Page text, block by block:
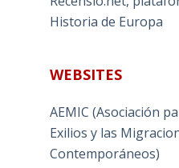
Historia de Europa
WEBSITES
AEMIC (Asociación
Exilios y las
Contemporáneos)